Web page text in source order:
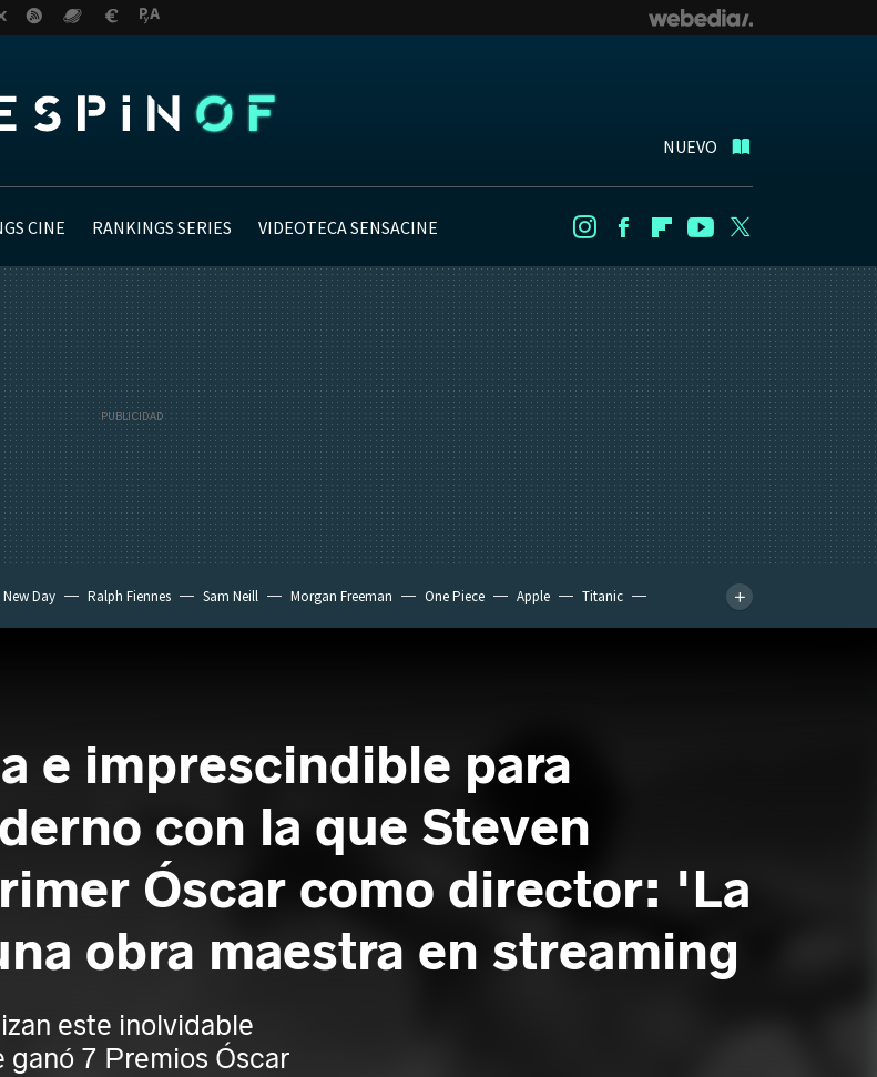
NUEVO
CINE RANKINGS SERIES VIDEOTECA SENSACINE InstagramFacebookFlipboard
Youtube
Day Ralph Fiennes Sam Neill Morgan Freeman One Piece Apple
Titanic
e imprescindible para
con la que Steven
Óscar como director: 'La
obra maestra en streaming
este inolvidable
7 Premios Óscar